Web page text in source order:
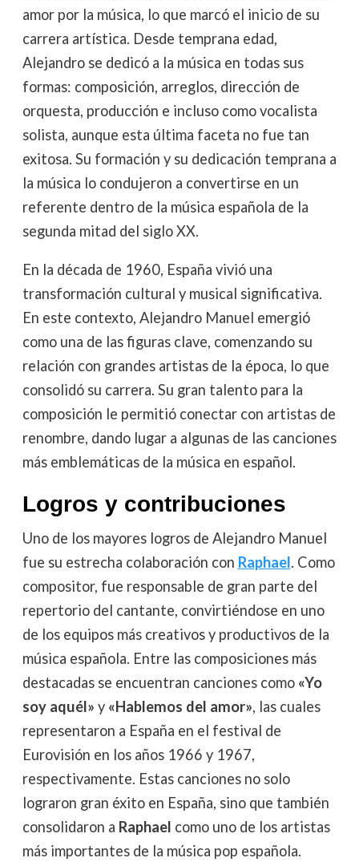
amor por la música, lo que marcó el inicio de su
carrera artística. Desde temprana edad,
Alejandro se dedicó a la música en todas sus
formas: composición, arreglos, dirección de
orquesta, producción e incluso como vocalista
solista, aunque esta última faceta no fue tan
exitosa. Su formación y su dedicación temprana a
la música lo condujeron a convertirse en un
referente dentro de la música española de la
segunda mitad del siglo XX.
En la década de 1960, España vivió una
transformación cultural y musical significativa.
En este contexto, Alejandro Manuel emergió
como una de las figuras clave, comenzando su
relación con grandes artistas de la época, lo que
consolidó su carrera. Su gran talento para la
composición le permitió conectar con artistas de
renombre, dando lugar a algunas de las canciones
más emblemáticas de la música en español.
Logros y contribuciones
Uno de los mayores logros de Alejandro Manuel
fue su estrecha colaboración con Raphael. Como
compositor, fue responsable de gran parte del
repertorio del cantante, convirtiéndose en uno
de los equipos más creativos y productivos de la
música española. Entre las composiciones más
destacadas se encuentran canciones como «Yo
soy aquél» y «Hablemos del amor», las cuales
representaron a España en el festival de
Eurovisión en los años 1966 y 1967,
respectivamente. Estas canciones no solo
lograron gran éxito en España, sino que también
consolidaron a Raphael como uno de los artistas
más importantes de la música pop española.